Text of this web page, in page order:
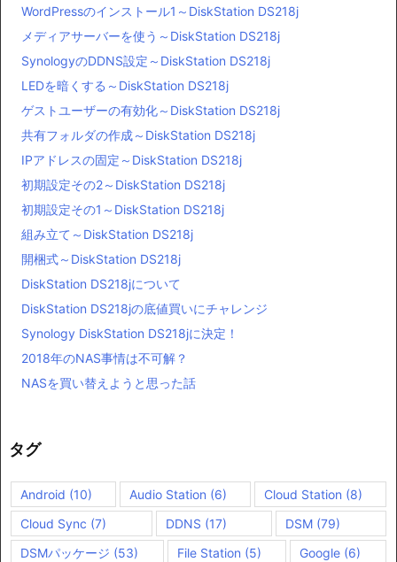
WordPressのインストール1～DiskStation DS218j
メディアサーバーを使う～DiskStation DS218j
SynologyのDDNS設定～DiskStation DS218j
LEDを暗くする～DiskStation DS218j
ゲストユーザーの有効化～DiskStation DS218j
共有フォルダの作成～DiskStation DS218j
IPアドレスの固定～DiskStation DS218j
初期設定その2～DiskStation DS218j
初期設定その1～DiskStation DS218j
組み立て～DiskStation DS218j
開梱式～DiskStation DS218j
DiskStation DS218jについて
DiskStation DS218jの底値買いにチャレンジ
Synology DiskStation DS218jに決定！
2018年のNAS事情は不可解？
NASを買い替えようと思った話
タグ
Android (10) Audio Station (6) Cloud Station (8)
Cloud Sync (7) DDNS (17) DSM (79)
DSMパッケージ (53) File Station (5) Google (6)